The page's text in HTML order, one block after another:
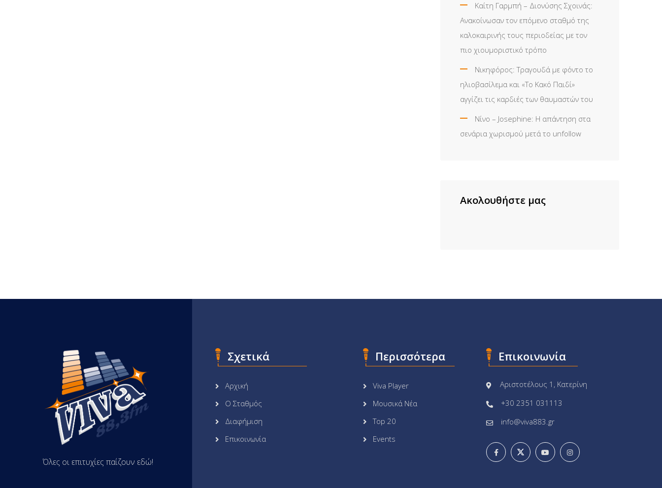
Καίτη Γαρμπή – Διονύσης Σχοινάς:
Ανακοίνωσαν τον επόμενο σταθμό της
καλοκαιρινής τους περιοδείας με τον
πιο χιουμοριστικό τρόπο
Νικηφόρος: Τραγουδά με φόντο το
ηλιοβασίλεμα και «Το Κακό Παιδί»
αγγίζει τις καρδιές των θαυμαστών του
Νίνο – Josephine: Η απάντηση στα
σενάρια χωρισμού μετά το unfollow
Ακολουθήστε μας
Όλες οι επιτυχίες παίζουν εδώ!
Σχετικά
Αρχική
Ο Σταθμός
Διαφήμιση
Επικοινωνία
Περισσότερα
Viva Player
Μουσικά Νέα
Top 20
Events
Επικοινωνία
Αριστοτέλους 1, Κατερίνη
+30 2351 031113
info@viva883.gr